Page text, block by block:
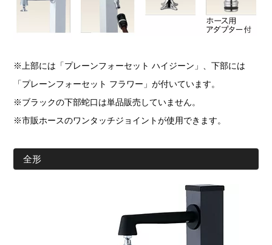
※上部には「プレーンフォーセット ハイジーン」、下部には
「プレーンフォーセット フラワー」が付いています。
※ブラックの下部蛇口は単品販売していません。
※市販ホースのワンタッチジョイントが使用できます。
全形